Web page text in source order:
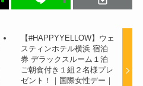
【#HAPPYYELLOW】ウェ
スティンホテル横浜 宿泊
券 デラックスルーム１泊
ご朝食付き１組２名様プレ
ゼント！｜国際女性デー｜